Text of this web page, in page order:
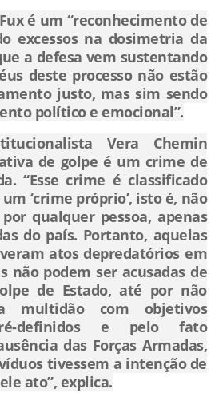
é um “reconhecimento de
excessos na dosimetria da
a defesa vem sustentando
deste processo não estão
justo, mas sim sendo
político e emocional”.
Vera Chemin
de golpe é um crime de
“Esse crime é classificado
‘crime próprio’, isto é, não
qualquer pessoa, apenas
do país. Portanto, aquelas
atos depredatórios em
não podem ser acusadas de
de Estado, até por não
multidão com objetivos
definidos e pelo fato
das Forças Armadas,
tivessem a intenção de
ato”, explica.